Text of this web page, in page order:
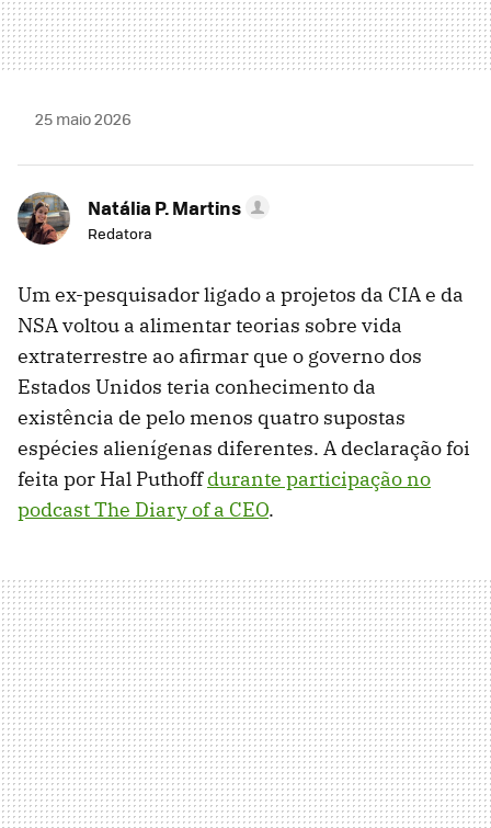
25 maio 2026
Natália P. Martins
Redatora
Um ex-pesquisador ligado a projetos da CIA e da
NSA voltou a alimentar teorias sobre vida
extraterrestre ao afirmar que o governo dos
Estados Unidos teria conhecimento da
existência de pelo menos quatro supostas
espécies alienígenas diferentes. A declaração foi
feita por Hal Puthoffdurante participação no
podcast The Diary of a CEO.